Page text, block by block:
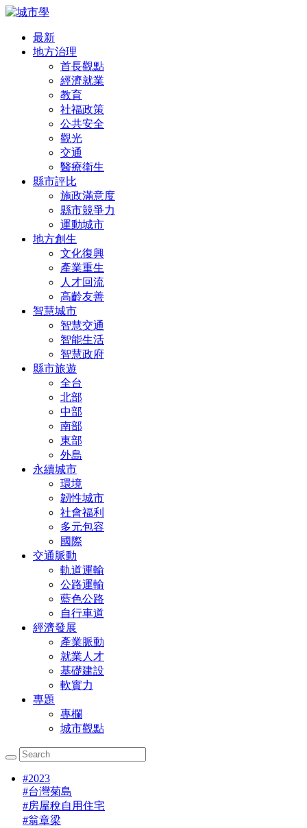
最新
地方治理
首長觀點
經濟就業
教育
社福政策
公共安全
觀光
交通
醫療衛生
縣市評比
施政滿意度
縣市競爭力
運動城市
地方創生
文化復興
產業重生
人才回流
高齡友善
智慧城市
智慧交通
智能生活
智慧政府
縣市旅遊
全台
北部
中部
南部
東部
外島
永續城市
環境
韌性城市
社會福利
多元包容
國際
交通脈動
軌道運輸
公路運輸
藍色公路
自行車道
經濟發展
產業脈動
就業人才
基礎建設
軟實力
專題
專欄
城市觀點
#2023
#台灣菊島
#房屋稅自用住宅
#翁章梁